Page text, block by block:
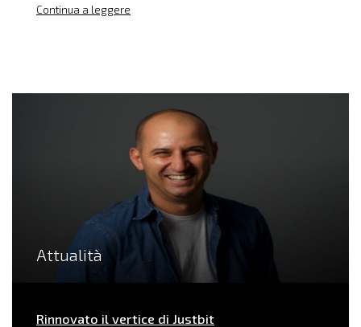
Continua a leggere
Attualità
Rinnovato il vertice di Justbit